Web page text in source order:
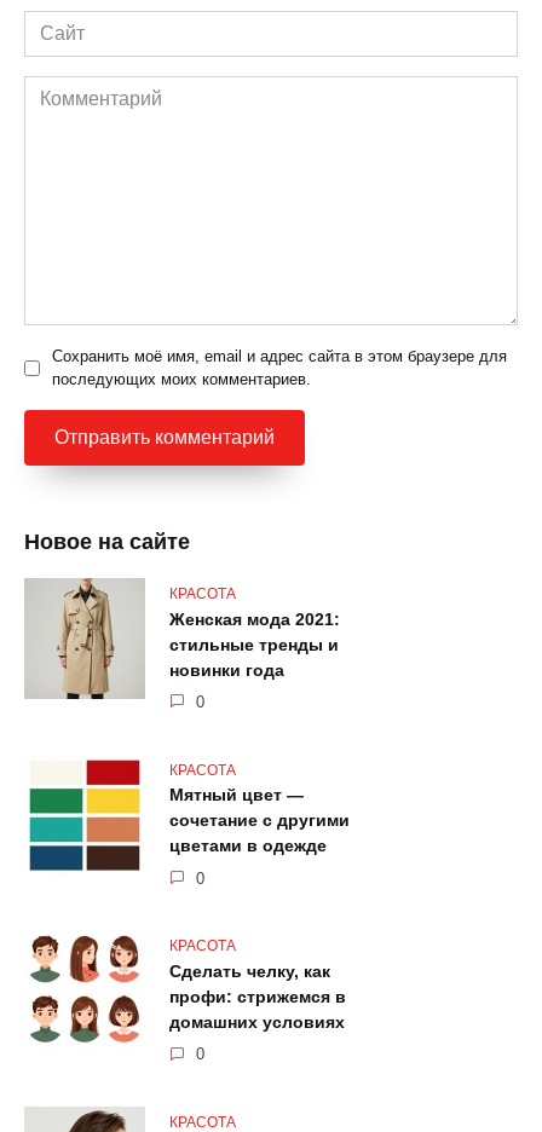
Сайт
Комментарий
Сохранить моё имя, email и адрес сайта в этом браузере для
последующих моих комментариев.
Новое на сайте
КРАСОТА
Женская мода 2021:
стильные тренды и
новинки года
0
КРАСОТА
Мятный цвет —
сочетание с другими
цветами в одежде
0
КРАСОТА
Сделать челку, как
профи: стрижемся в
домашних условиях
0
КРАСОТА